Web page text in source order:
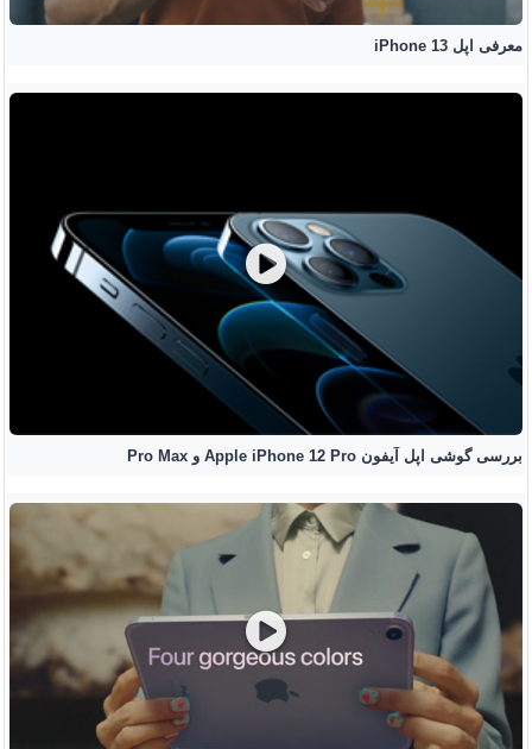
معرفی اپل iPhone 13
بررسی گوشی اپل آیفون Apple iPhone 12 Pro و Pro Max